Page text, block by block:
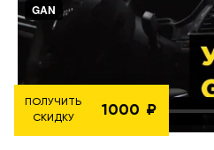
ПОЛУЧИТЬ
СКИДКУ
1000